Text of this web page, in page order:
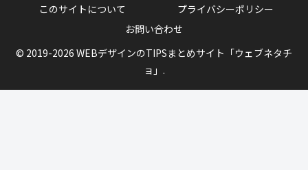
このサイトについて
プライバシーポリシー
お問い合わせ
© 2019-2026 WEBデザインのTIPSまとめサイト「ウェブネタチ
ョ」.